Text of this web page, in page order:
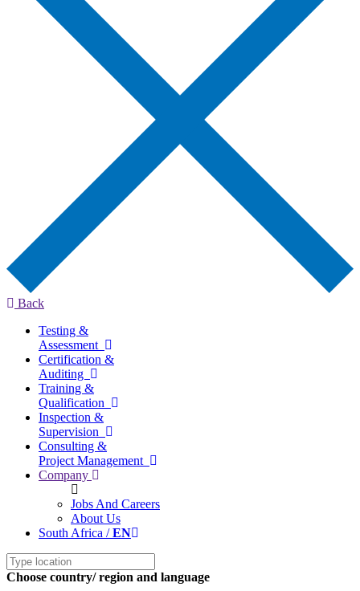
Back
Testing &
Assessment
Certification &
Auditing
Training &
Qualification
Inspection &
Supervision
Consulting &
Project Management
Company
Jobs And Careers
About Us
South Africa /EN
Choose country/ region and language